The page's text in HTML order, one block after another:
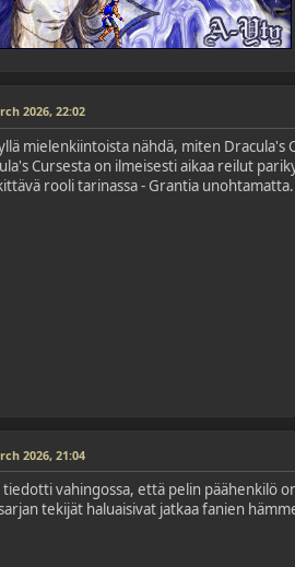
2026, 22:02
mielenkiintoista nähdä, miten Dracula's
Cursesta on ilmeisesti aikaa reilut
rooli tarinassa - Grantia
2026, 21:04
tiedotti vahingossa, että pelin päähenkilö
tekijät haluaisivat jatkaa fanien